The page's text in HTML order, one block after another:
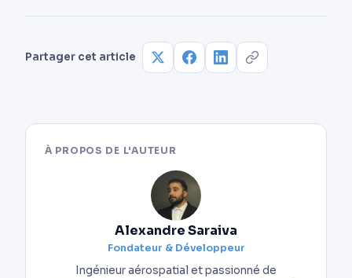
Partager cet article
À PROPOS DE L'AUTEUR
Alexandre Saraiva
Fondateur & Développeur
Ingénieur aérospatial et passionné de